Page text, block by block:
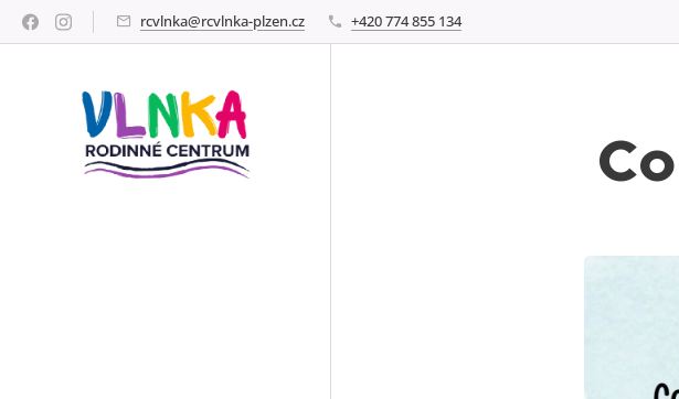
rcvlnka@rcvlnka-plzen.cz +420 774 855 134